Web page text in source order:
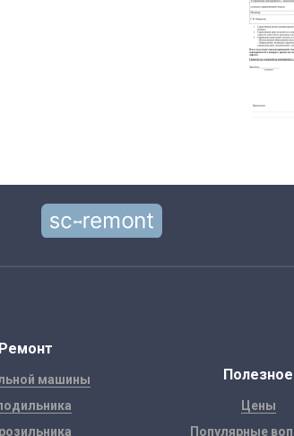
Ремонт
машины
Полезное
Цены
Популярные